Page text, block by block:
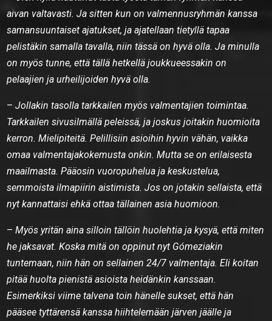
aivan valtavasti. Ja sitten kun on valmennusryhmän kanssa
samansuuntaiset ajatukset, ja ajatellaan tietyllä tapaa
pelistäkin samalla tavalla, niin tässä on hyvä olla. Ja minulla
on myös tunne, että tällä hetkellä joukkueessakin on
pelaajien ja urheilijoiden hyvä olla.
–Jollakin tasolla tarkkailen myös valmentajien toimintaa.
Tarkkailen sivusilmällä peleissä, ja joskus joitakin huomioita
kerron. Mielipiteitä. Pelillisiin asioihin hyvin vähän, vaikka
omaa valmentajakokemusta onkin. Mutta se on erilaisesta
maailmasta. Pääosin vuoropuhelua ja keskustelua,
semmoista ilmapiirin aistimista. Jos on jotakin sellaista, että
nyt kannattaisi ehkä ottaa tällainen asia huomioon.
–Myös yritän aina silloin tällöin huolehtia ja kysyä, että miten
he jaksavat. Koska mitä on oppinut nyt Gómeziakin
tuntemaan, niin hän on sellainen 24/7 valmentaja. Eli koitan
pitää huolta pienistä asioista heidänkin kanssaan.
Esimerkiksi viime talvena toin hänelle sukset, että hän
pääsee tyttärensä kanssa hiihtelemään järven jäälle ja